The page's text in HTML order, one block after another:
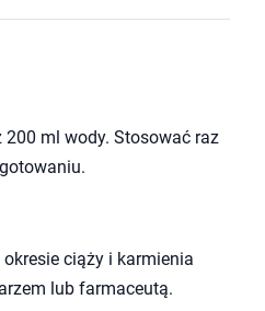
ml wody. Stosować raz
ciąży i karmienia
lub farmaceutą.